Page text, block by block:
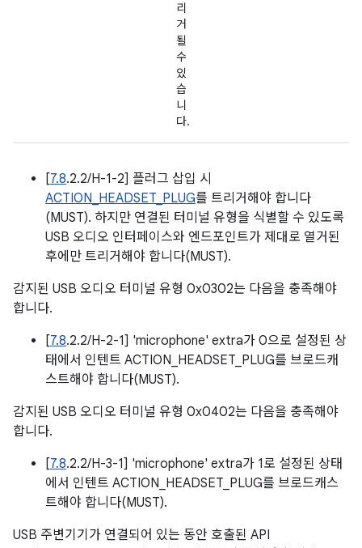
리
거
될
수
있
습
니
다.
[7.8.2.2/H-1-2] 플러그 삽입 시
ACTION_HEADSET_PLUG를 트리거해야 합니다
(MUST). 하지만 연결된 터미널 유형을 식별할 수 있도록
USB 오디오 인터페이스와 엔드포인트가 제대로 열거된
후에만 트리거해야 합니다(MUST).
감지된 USB 오디오 터미널 유형 0x0302는 다음을 충족해야
합니다.
[7.8.2.2/H-2-1] 'microphone' extra가 0으로 설정된 상
태에서 인텐트 ACTION_HEADSET_PLUG를 브로드캐
스트해야 합니다(MUST).
감지된 USB 오디오 터미널 유형 0x0402는 다음을 충족해야
합니다.
[7.8.2.2/H-3-1] 'microphone' extra가 1로 설정된 상태
에서 인텐트 ACTION_HEADSET_PLUG를 브로드캐스
트해야 합니다(MUST).
USB 주변기기가 연결되어 있는 동안 호출된 API